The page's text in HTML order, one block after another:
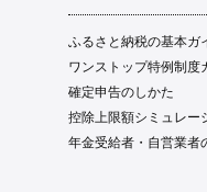
ふるさと納税の基本ガ
ワンストップ特例制度
確定申告のしかた
控除上限額シミュレー
年金受給者・自営業者